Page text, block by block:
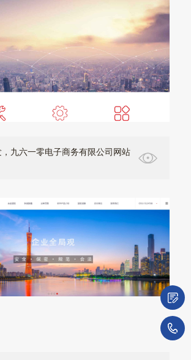
九六一零电子商务有限公司网站